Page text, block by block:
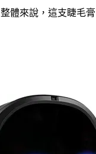
體來說，這支睫毛